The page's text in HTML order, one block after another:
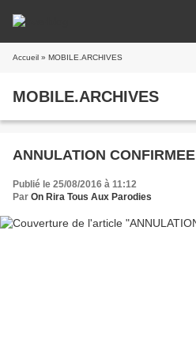
Accueil » MOBILE.ARCHIVES
MOBILE.ARCHIVES
ANNULATION CONFIRMEE
Publié le 25/08/2016 à 11:12
Par On Rira Tous Aux Parodies